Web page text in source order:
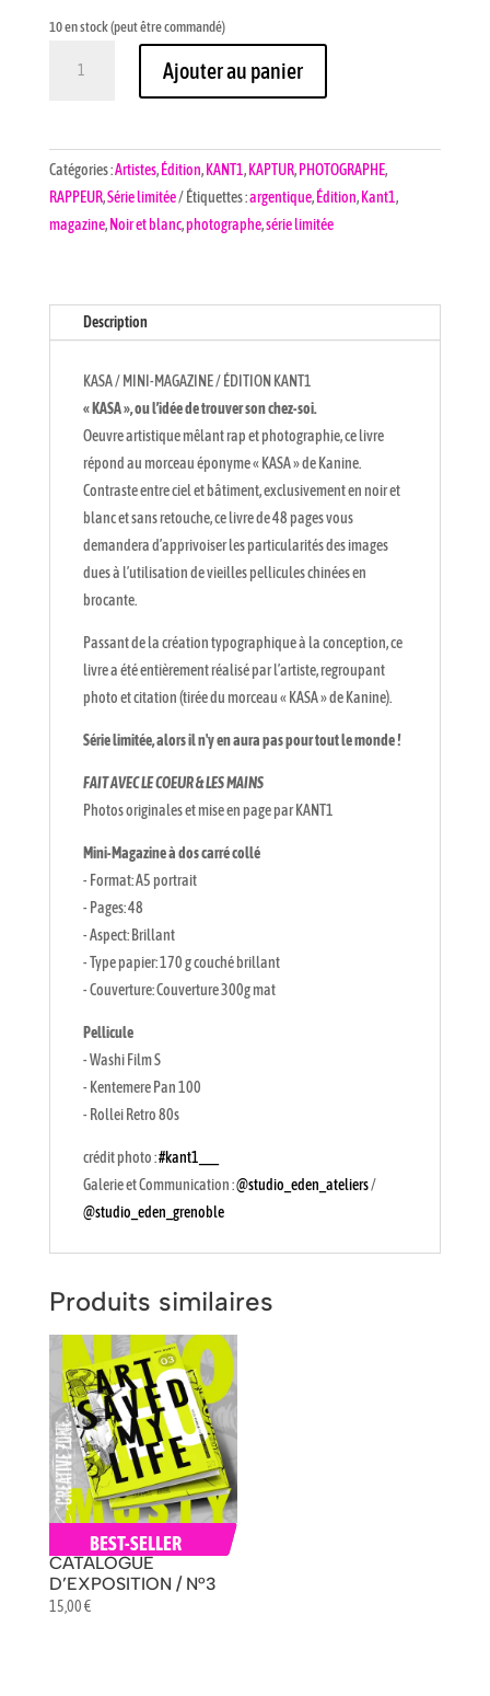
10 en stock (peut être commandé)
MINI-
MAGAZINE
/
Ajouter au panier
Catégories :Artistes, Édition, KANT1, KAPTUR, PHOTOGRAPHE,
RAPPEUR,Série limitée Étiquettes :argentique, Édition, Kant1,
magazine, Noir et blanc,photographe,série limitée
Description
KASA / MINI-MAGAZINE / ÉDITION KANT1
« KASA », ou l’idée de trouver son chez-soi.
Oeuvre artistique mêlant rap et photographie, ce livre
répond au morceau éponyme « KASA » de Kanine.
Contraste entre ciel et bâtiment, exclusivement en noir et
blanc et sans retouche, ce livre de 48 pages vous
demandera d’apprivoiser les particularités des images
dues à l’utilisation de vieilles pellicules chinées en
brocante.
Passant de la création typographique à la conception, ce
livre a été entièrement réalisé par l’artiste, regroupant
photo et citation (tirée du morceau « KASA » de Kanine).
Série limitée, alors il n'y en aura pas pour tout le monde !
FAIT AVEC LE COEUR & LES MAINS
Photos originales et mise en page par KANT1
Mini-Magazine à dos carré collé
- Format: A5 portrait
- Pages: 48
- Aspect: Brillant
- Type papier: 170 g couché brillant
- Couverture: Couverture 300g mat
Pellicule
- Washi Film S
- Kentemere Pan 100
- Rollei Retro 80s
crédit photo :#kant1___
Galerie et Communication :@studio_eden_ateliers/
@studio_eden_grenoble
Produits similaires
BEST-SELLER
NEO MUSTY /
CATALOGUE
D’EXPOSITION / N°3
15,00€